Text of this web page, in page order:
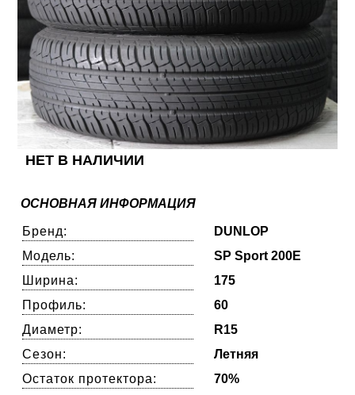
НЕТ В НАЛИЧИИ
ОСНОВНАЯ ИНФОРМАЦИЯ
Бренд:
DUNLOP
Модель:
SP Sport 200E
Ширина:
175
Профиль:
60
Диаметр:
R15
Сезон:
Летняя
Остаток протектора:
70%